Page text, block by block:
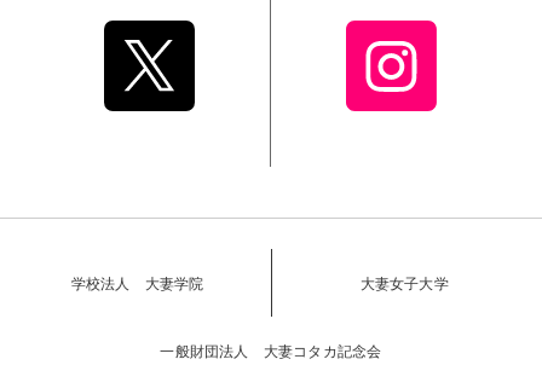
学校法人 大妻学院 大妻女子大学
一般財団法人 大妻コタカ記念会